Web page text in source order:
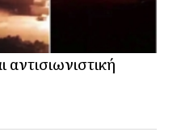
αντισιωνιστική